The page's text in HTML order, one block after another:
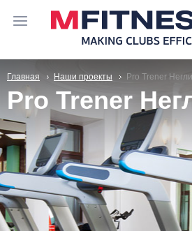
Главная Наши проекты Pro Trener
Pro Trener